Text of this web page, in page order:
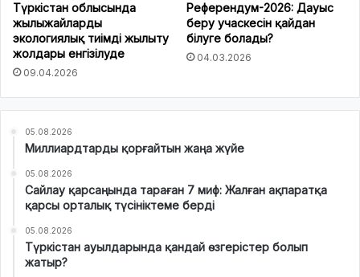
Түркістан облысында
жылыжайларды
экологиялық тиімді жылыту
жолдары енгізілуде
09.04.2026
Референдум-2026: Дауыс
беру учаскесін қайдан
білуге болады?
04.03.2026
05.08.2026
Миллиардтарды қорғайтын жаңа жүйе
05.08.2026
Сайлау қарсаңында тараған 7 миф: Жалған ақпаратқа
қарсы орталық түсініктеме берді
05.08.2026
Түркістан ауылдарында қандай өзгерістер болып
жатыр?